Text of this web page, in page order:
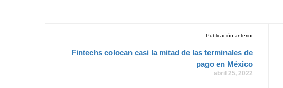
Publicación anterior
Fintechs colocan casi la mitad de las terminales de
pago en México
abril 25, 2022